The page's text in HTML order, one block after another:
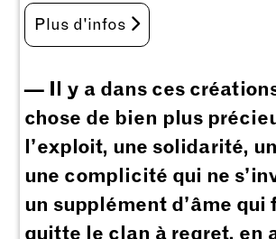
Plus d'infos
— Il y a dans ces
chose de bien plus
l’exploit, une solidarité,
une complicité qui ne
un supplément d’âme qui
quitte le clan à regret, en